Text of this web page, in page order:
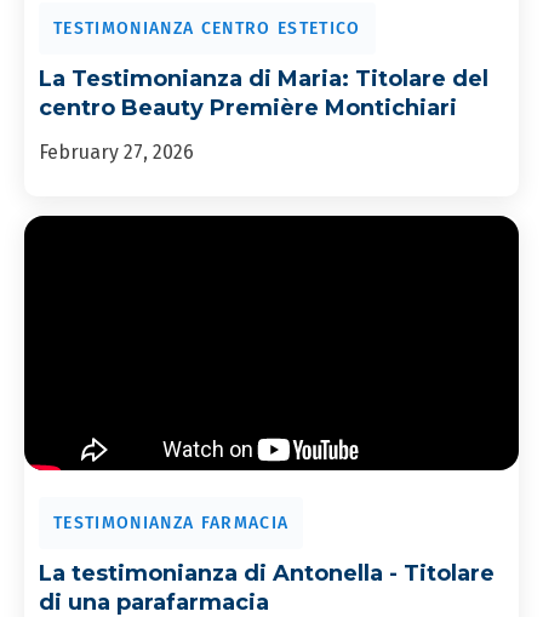
TESTIMONIANZA CENTRO ESTETICO
La Testimonianza di Maria: Titolare del
centro Beauty Première Montichiari
February 27, 2026
TESTIMONIANZA FARMACIA
La testimonianza di Antonella - Titolare
di una parafarmacia